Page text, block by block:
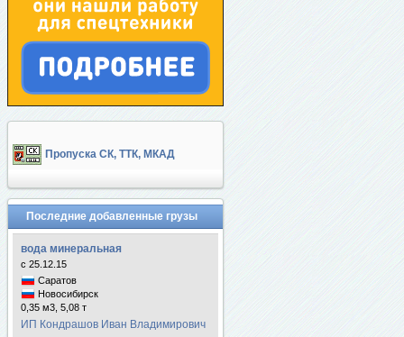
Пропуска СК, ТТК, МКАД
Последние добавленные грузы
вода минеральная
с 25.12.15
Саратов
Новосибирск
0,35 м3, 5,08 т
ИП Кондрашов Иван Владимирович